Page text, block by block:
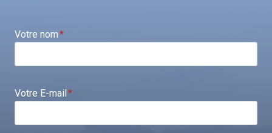
Votre nom*
Votre E-mail*